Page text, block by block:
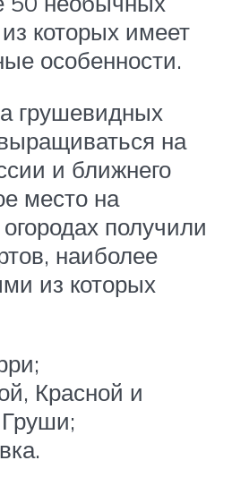
которых имеет
особенности.
грушевидных
на
и ближнего
место на
получили
наиболее
из которых
Красной и